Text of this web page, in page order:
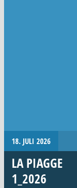
18. JULI 2026
LA PIAGGE
1_2026